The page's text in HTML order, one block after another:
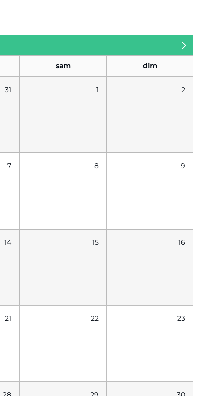
sam dim
31 1 2
7 8 9
14 15 16
21 22 23